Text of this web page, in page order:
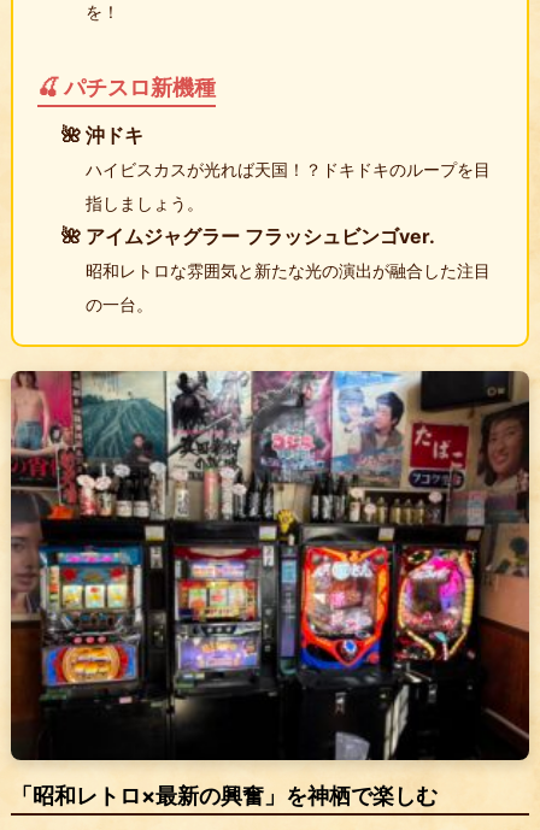
を！
🍒 パチスロ新機種
沖ドキ
ハイビスカスが光れば天国！？ドキドキのループを目
指しましょう。
アイムジャグラー フラッシュビンゴver.
昭和レトロな雰囲気と新たな光の演出が融合した注目
の一台。
「昭和レトロ×最新の興奮」を神栖で楽しむ